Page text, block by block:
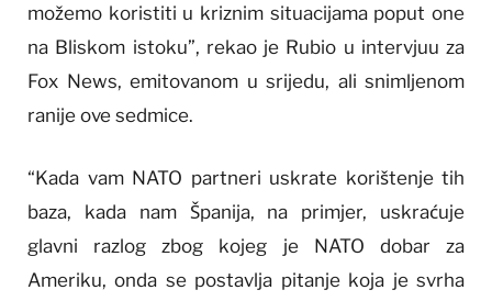
možemo koristiti u kriznim situacijama poput one
na Bliskom istoku”, rekao je Rubio u intervjuu za
Fox News, emitovanom u srijedu, ali snimljenom
ranije ove sedmice.
“Kada vam NATO partneri uskrate korištenje tih
baza, kada nam Španija, na primjer, uskraćuje
glavni razlog zbog kojeg je NATO dobar za
Ameriku, onda se postavlja pitanje koja je svrha